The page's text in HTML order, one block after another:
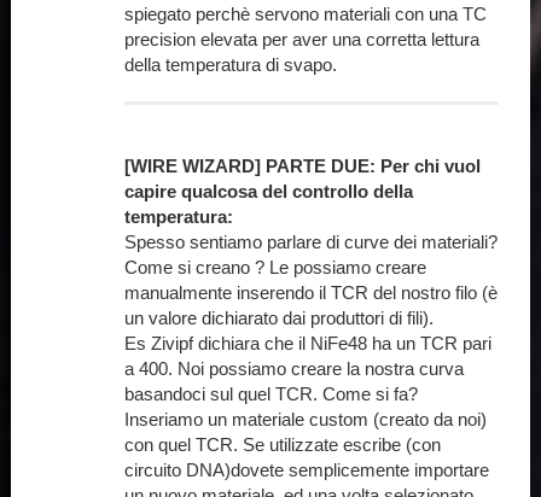
spiegato perchè servono materiali con una TC
precision elevata per aver una corretta lettura
della temperatura di svapo.
[WIRE WIZARD] PARTE DUE: Per chi vuol
capire qualcosa del controllo della
temperatura:
Spesso sentiamo parlare di curve dei materiali?
Come si creano ? Le possiamo creare
manualmente inserendo il TCR del nostro filo (è
un valore dichiarato dai produttori di fili).
Es Zivipf dichiara che il NiFe48 ha un TCR pari
a 400. Noi possiamo creare la nostra curva
basandoci sul quel TCR. Come si fa?
Inseriamo un materiale custom (creato da noi)
con quel TCR. Se utilizzate escribe (con
circuito DNA)dovete semplicemente importare